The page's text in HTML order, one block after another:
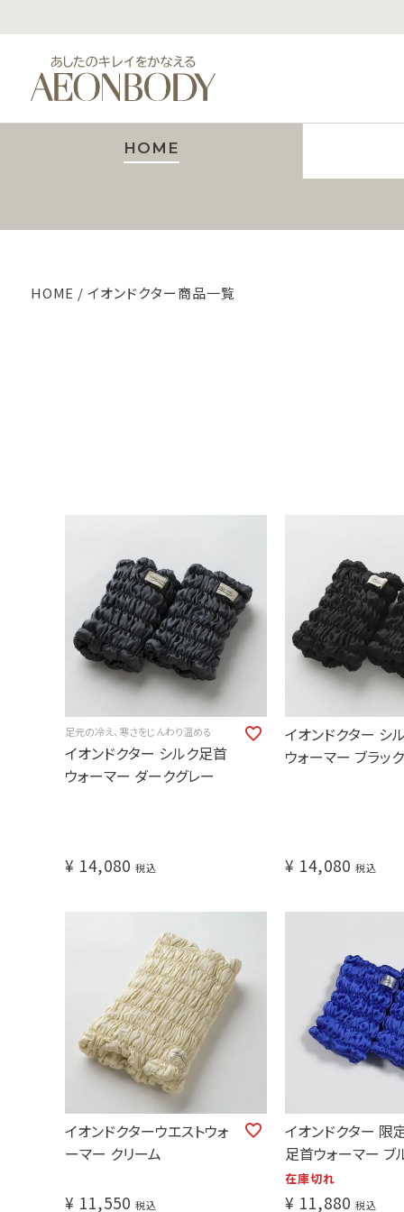
HOME
HOME イオンドクター商品一覧
足元の冷え、寒さをじんわり温める
イオンドクター シルク足首
ウォーマー ダークグレー
¥ 14,080 税込
イオンドクター シ
ウォーマー ブラック
¥ 14,080 税込
イオンドクターウエストウォ
ーマー クリーム
¥ 11,550 税込
イオンドクター 限
足首ウォーマー ブ
在庫切れ
¥ 11,880 税込